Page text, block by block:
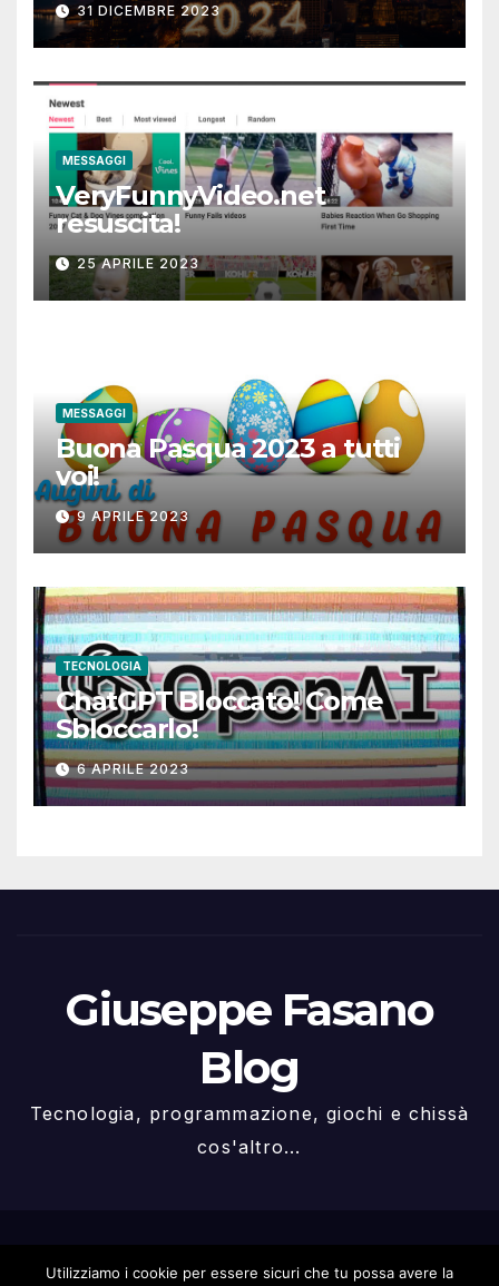
31 DICEMBRE 2023
MESSAGGI
VeryFunnyVideo.net
resuscita!
25 APRILE 2023
MESSAGGI
Buona Pasqua 2023 a tutti
voi!
9 APRILE 2023
TECNOLOGIA
ChatGPT Bloccato! Come
Sbloccarlo!
6 APRILE 2023
Giuseppe Fasano
Blog
Tecnologia, programmazione, giochi e chissà
cos'altro...
Themeansar.
Utilizziamo i cookie per essere sicuri che tu possa avere la